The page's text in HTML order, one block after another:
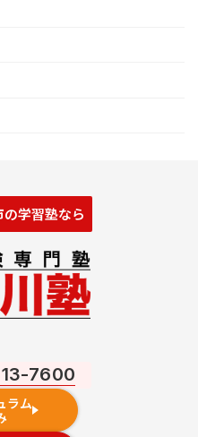
学習塾なら
7600
ラム